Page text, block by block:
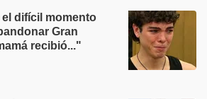
difícil momento
Gran
recibió..."